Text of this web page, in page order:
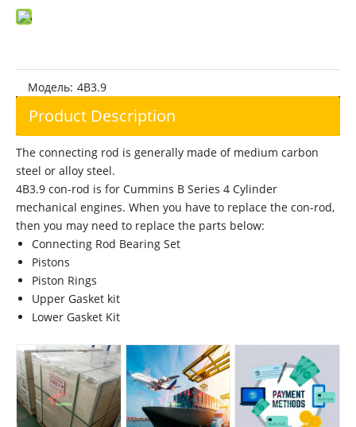
Модель: 4B3.9
Product Description
The connecting rod is generally made of medium carbon
steel or alloy steel.
4B3.9 con-rod is for Cummins B Series 4 Cylinder
mechanical engines. When you have to replace the con-rod,
then you may need to replace the parts below:
Connecting Rod Bearing Set
Pistons
Piston Rings
Upper Gasket kit
Lower Gasket Kit